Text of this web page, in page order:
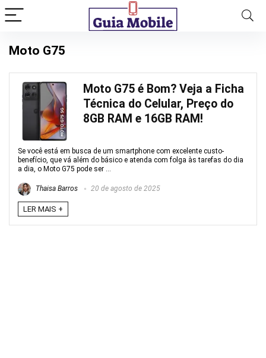
Moto G75
Moto G75 é Bom? Veja a Ficha
Técnica do Celular, Preço do
8GB RAM e 16GB RAM!
Se você está em busca de um smartphone com excelente custo-
benefício, que vá além do básico e atenda com folga às tarefas do dia
a dia, o Moto G75 pode ser ...
Thaisa Barros 20 de agosto de 2025
LER MAIS +